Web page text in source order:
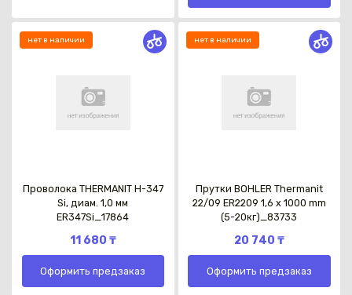
нет в наличии
Проволока THERMANIT H-347
Si, диам. 1,0 мм
ER347Si_17864
11 680 ₸
Оформить предзаказ
нет в наличии
Прутки BOHLER Thermanit
22/09 ER2209 1,6 х 1000 mm
(5-20кг)_83733
20 740 ₸
Оформить предзаказ